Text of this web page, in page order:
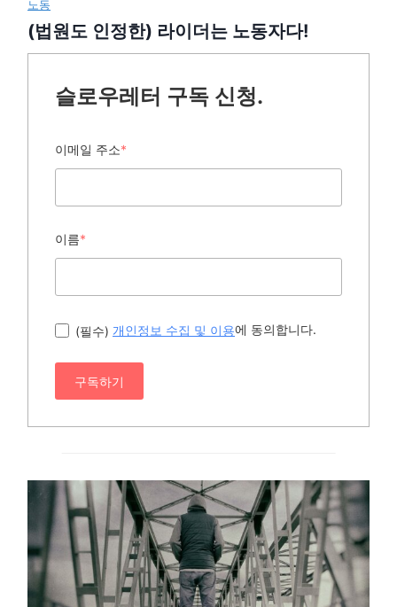
노동
(법원도 인정한) 라이더는 노동자다!
슬로우레터 구독 신청.
이메일 주소*
이름*
(필수) 개인정보 수집 및 이용에 동의합니다.
구독하기